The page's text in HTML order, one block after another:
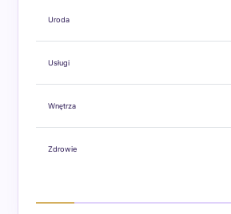
Uroda
Usługi
Wnętrza
Zdrowie